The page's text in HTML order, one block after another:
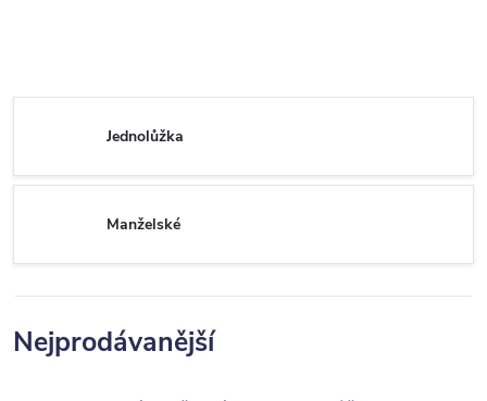
Jednolůžka
Manželské
Nejprodávanější